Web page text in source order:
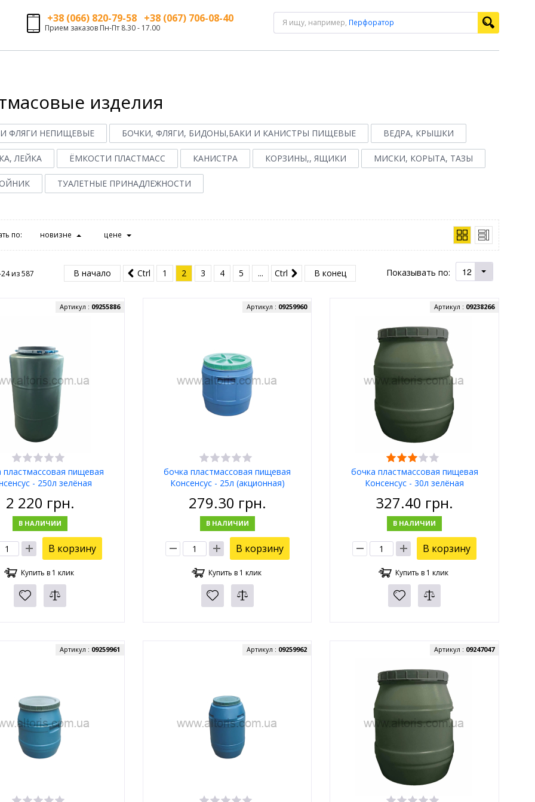
+38 (066) 820-79-58 +38 (067) 706-08-40
Прием заказов Пн-Пт 8.30 - 17.00
Я ищу, например, Перфоратор
изделия
ФЛЯГИ НЕПИЩЕВЫЕ БОЧКИ, ФЛЯГИ, БИДОНЫ,БАКИ И КАНИСТРЫ ПИЩЕВЫЕ ВЕДРА, КРЫШКИ
ЛЕЙКА ЁМКОСТИ ПЛАСТМАСС КАНИСТРА КОРЗИНЫ,, ЯЩИКИ МИСКИ, КОРЫТА, ТАЗЫ
ТУАЛЕТНЫЕ ПРИНАДЛЕЖНОСТИ
по: новизне цене
Показывать по: 12
из587 В начало Ctrl 1 2 3 4 5 ... Ctrl В конец
пластмассовая пищевая
- 250л зелёная
Артикул : 09255886
2 220 грн.
В НАЛИЧИИ
В корзину
Купить в 1 клик
бочка пластмассовая пищевая
Консенсус - 25л (акционная)
Артикул : 09259960
279.30 грн.
В НАЛИЧИИ
В корзину
Купить в 1 клик
бочка пластмассовая пищевая
Консенсус - 30л зелёная
Артикул : 09238266
327.40 грн.
В НАЛИЧИИ
В корзину
Купить в 1 клик
Артикул : 09259961 Артикул : 09259962 Артикул : 09247047